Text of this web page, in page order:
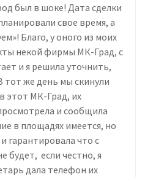
был в шоке! Дата сделки
свое время, а
Благо, у оного из моих
некой фирмы МК-Град, с
и я решила уточнить,
тот же день мы скинули
этот МК-Град, их
и сообщила
в площадях имеется, но
гарантировала что с
будет, если честно, я
дала телефон их